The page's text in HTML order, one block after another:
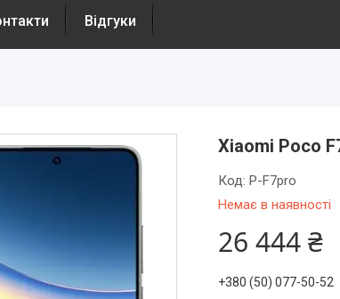
Відгуки
Xiaomi Poco
Немає в наявності
Код: P-F7pro
26 444 ₴
+380 (50) 077-50-52